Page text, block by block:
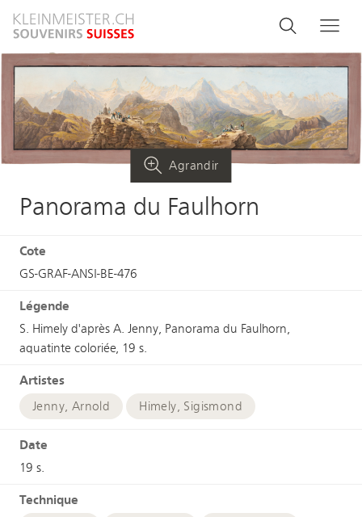
au
principal
Search
and
Rechercher
Agrandir
Panorama du Faulhorn
Cote
GS-GRAF-ANSI-BE-476
Légende
S. Himely d'après A. Jenny, Panorama du Faulhorn,
aquatinte coloriée, 19 s.
Artistes
Jenny, Arnold Himely, Sigismond
Date
19 s.
Technique